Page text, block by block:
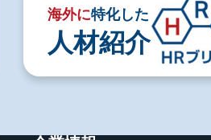
海外に特化した
人材紹介